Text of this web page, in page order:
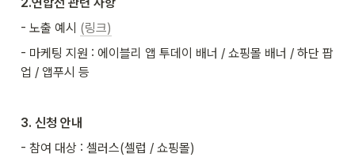
2.연합전 관련 사항
- 노출 예시 (링크)
- 마케팅 지원 : 에이블리 앱 투데이 배너 / 쇼핑몰 배너 / 하단 팝
업 / 앱푸시 등
3. 신청 안내
- 참여 대상 : 셀러스(셀럽 / 쇼핑몰)